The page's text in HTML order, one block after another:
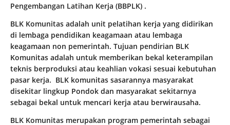
Pengembangan Latihan Kerja (BBPLK) .
BLK Komunitas adalah unit pelatihan kerja yang didirikan
di lembaga pendidikan keagamaan atau lembaga
keagamaan non pemerintah. Tujuan pendirian BLK
Komunitas adalah untuk memberikan bekal keterampilan
teknis berproduksi atau keahlian vokasi sesuai kebutuhan
pasar kerja. BLK komunitas sasarannya masyarakat
disekitar lingkup Pondok dan masyarakat sekitarnya
sebagai bekal untuk mencari kerja atau berwirausaha.
BLK Komunitas merupakan program pemerintah sebagai